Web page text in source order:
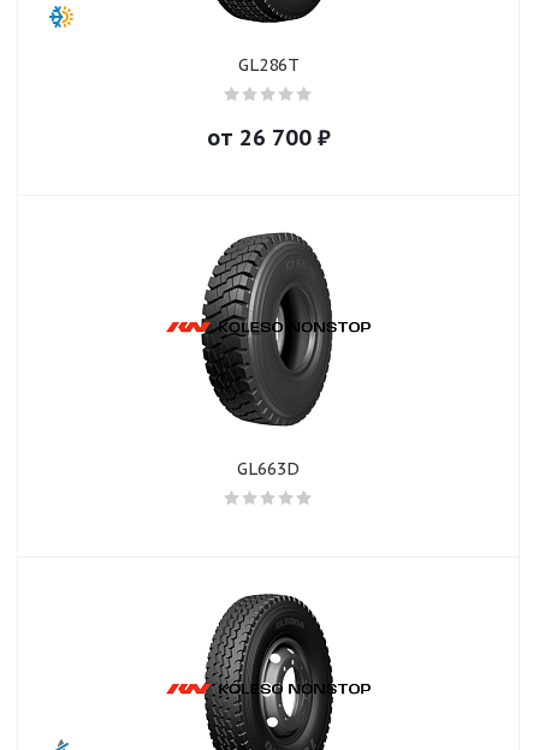
GL286T
от 26 700₽
GL663D